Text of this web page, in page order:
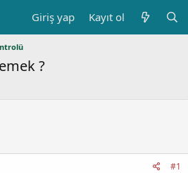
Giriş yap Kayıt ol
?
#1